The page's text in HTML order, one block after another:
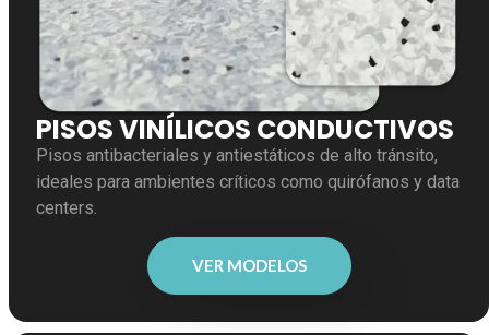
PISOS VINÍLICOS CONDUCTIVOS
Pisos antibacteriales y antiestáticos de alto tránsito,
ideales para ambientes críticos como quirófanos y data
centers.
VER MODELOS